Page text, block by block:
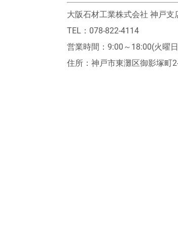
大阪石材工業株式会社 神戸支
TEL：078-822-4114
営業時間：9:00～18:00(火曜
住所：神戸市東灘区御影塚町